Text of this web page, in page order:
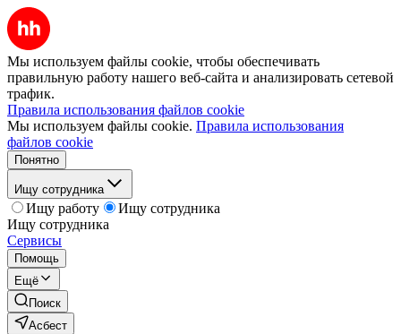
Мы используем файлы cookie, чтобы обеспечивать
правильную работу нашего веб-сайта и анализировать сетевой
трафик.
Правила использования файлов cookie
Мы используем файлы cookie. Правила использования
файлов cookie
Понятно
Ищу сотрудника
Ищу работу
Ищу сотрудника
Ищу сотрудника
Сервисы
Помощь
Ещё
Поиск
Асбест